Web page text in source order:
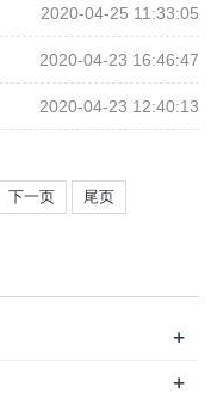
2020-04-25 11:33:05
2020-04-23 16:46:47
2020-04-23 12:40:13
下一页 尾页
+
+